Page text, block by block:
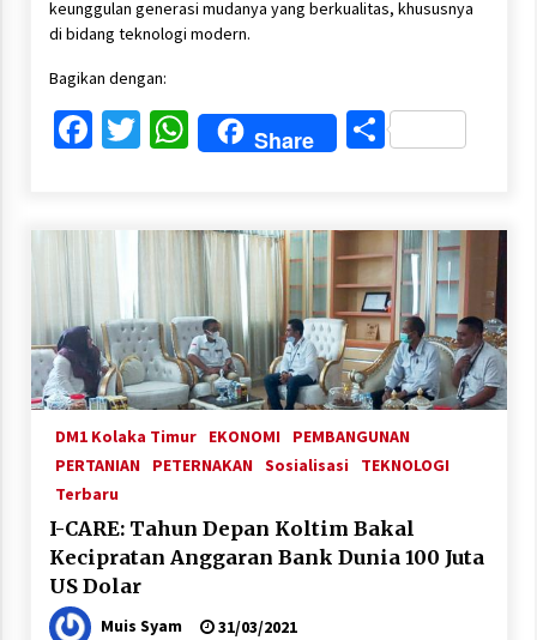
keunggulan generasi mudanya yang berkualitas, khususnya
di bidang teknologi modern.
Bagikan dengan:
Facebook
Twitter
WhatsApp
Share Share
DM1 Kolaka Timur EKONOMI
PEMBANGUNAN
PERTANIAN
PETERNAKAN Sosialisasi
TEKNOLOGI
Terbaru
I-CARE: Tahun Depan Koltim Bakal
Kecipratan Anggaran Bank Dunia 100 Juta
US Dolar
Muis Syam 31/03/2021